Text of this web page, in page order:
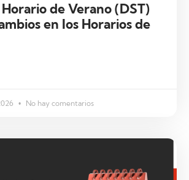
de Verano (DST)
en los Horarios de
No hay comentarios